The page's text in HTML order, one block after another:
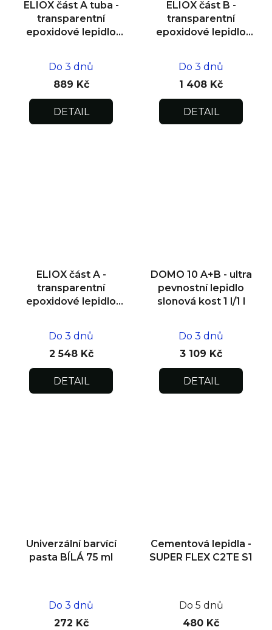
ELIOX část A tuba -
transparentní
epoxidové lepidlo
Do 3 dnů
889 Kč
DETAIL
ELIOX část B -
transparentní
epoxidové lepidlo
Do 3 dnů
1 408 Kč
DETAIL
ELIOX část A -
transparentní
epoxidové lepidlo
Do 3 dnů
2 548 Kč
DETAIL
DOMO 10 A+B - ultra
pevnostní lepidlo
slonová kost 1 l/1 l
Do 3 dnů
3 109 Kč
DETAIL
Univerzální barvící
pasta BÍLÁ 75 ml
Do 3 dnů
272 Kč
Cementová lepidla -
SUPER FLEX C2TE S1
Do 5 dnů
480 Kč